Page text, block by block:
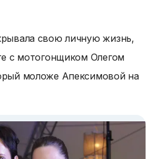
свою личную жизнь,
с мотогонщиком Олегом
моложе Апексимовой на